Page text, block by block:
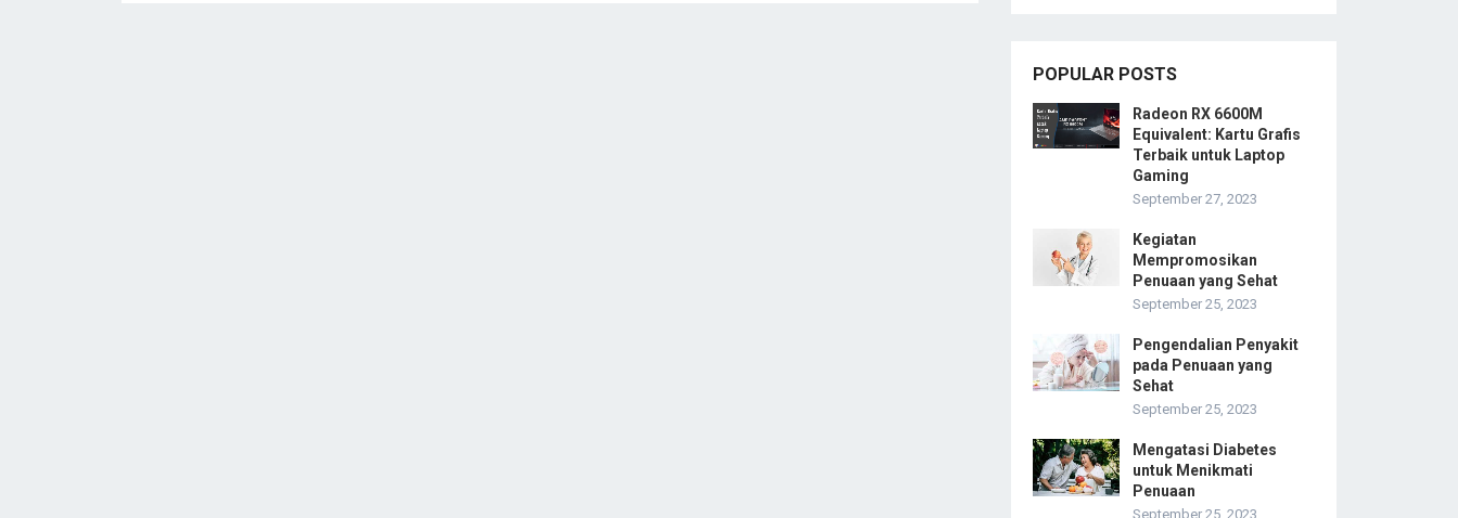
POPULAR POSTS
Radeon RX 6600M
Equivalent: Kartu Grafis
Terbaik untuk Laptop
Gaming
September 27, 2023
Kegiatan
Mempromosikan
Penuaan yang Sehat
September 25, 2023
Pengendalian Penyakit
pada Penuaan yang
Sehat
September 25, 2023
Mengatasi Diabetes
untuk Menikmati
Penuaan
September 25, 2023